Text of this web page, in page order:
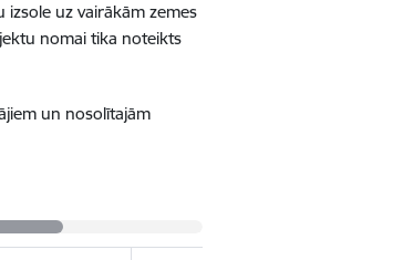
uz vairākām zemes
nomai tika noteikts
un nosolītajām